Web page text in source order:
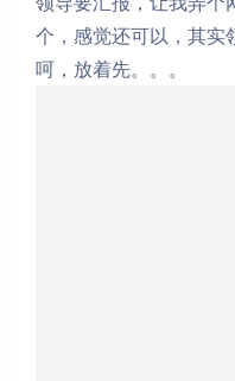
个，感觉还可以，其实
呵，放着先。。。